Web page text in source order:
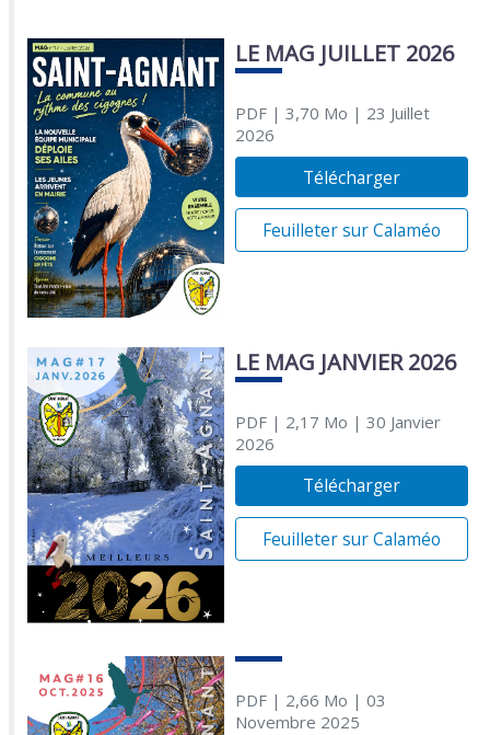
LE MAG JUILLET 2026
PDF| 3,70 Mo | 23 Juillet
2026
Télécharger
Feuilleter sur Calaméo
LE MAG JANVIER 2026
PDF| 2,17 Mo | 30 Janvier
2026
Télécharger
Feuilleter sur Calaméo
PDF| 2,66 Mo | 03
Novembre 2025